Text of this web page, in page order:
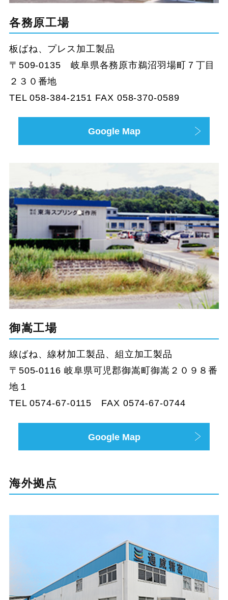
各務原工場
板ばね、プレス加工製品
〒509-0135 岐阜県各務原市鵜沼羽場町７丁目
２３０番地
TEL 058-384-2151 FAX 058-370-0589
Google Map
御嵩工場
線ばね、線材加工製品、組立加工製品
〒505-0116 岐阜県可児郡御嵩町御嵩２０９８番
地１
TEL 0574-67-0115 FAX 0574-67-0744
Google Map
海外拠点